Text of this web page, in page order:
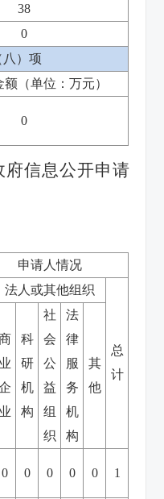
38
0
）项
（单位：万元）
0
信息公开申请
申请人情况
法人或其他组织
总
计
业
业
科
研
机
构
社
会
公
益
组
织
法
律
服
务
机
构
其
他
0 0 0 0 0 1